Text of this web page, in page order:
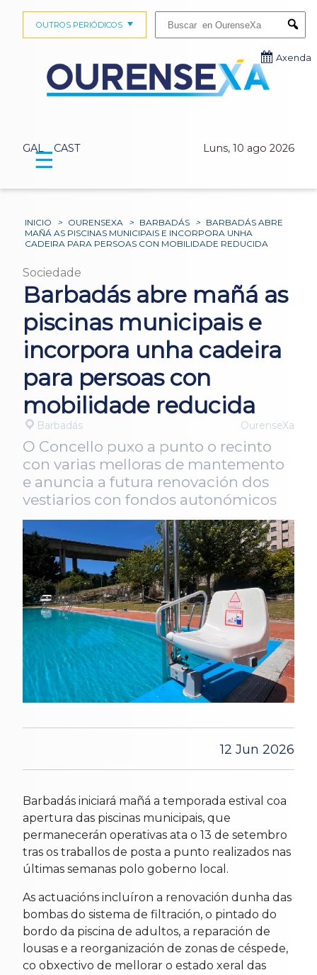
GAL CAST Luns, 10 ago 2026
OUTROS PERIÓDICOS
Axenda
☰
INICIO > OURENSEXA > BARBADÁS > BARBADÁS ABRE
MAÑÁ AS PISCINAS MUNICIPAIS E INCORPORA UNHA
CADEIRA PARA PERSOAS CON MOBILIDADE REDUCIDA
Sociedade
Barbadás abre mañá as
piscinas municipais e
incorpora unha cadeira
para persoas con
mobilidade reducida
Barbadás OurenseXa
O Concello puxo a punto o recinto
con varias melloras de mantemento
e anuncia a futura renovación dos
vestiarios con fondos autonómicos
12 Jun 2026
Barbadás iniciará mañá a temporada estival coa
apertura das piscinas municipais, que
permanecerán operativas ata o 13 de setembro
tras os traballos de posta a punto realizados nas
últimas semanas polo goberno local.
As actuacións incluíron a renovación dunha das
bombas do sistema de filtración, o pintado do
bordo da piscina de adultos, a reparación de
lousas e a reorganización de zonas de céspede,
co obxectivo de mellorar o estado xeral das